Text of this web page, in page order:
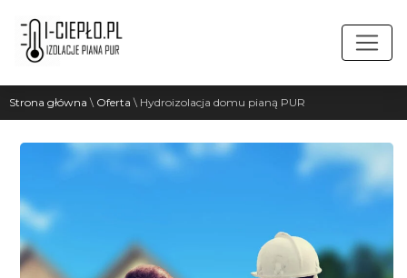
Strona główna \ Oferta \ Hydroizolacja domu pianą PUR